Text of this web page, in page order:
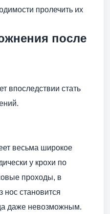
пролечить их
после
впоследствии стать
весьма широкое
у крохи по
проходы, в
нос становится
даже невозможным.